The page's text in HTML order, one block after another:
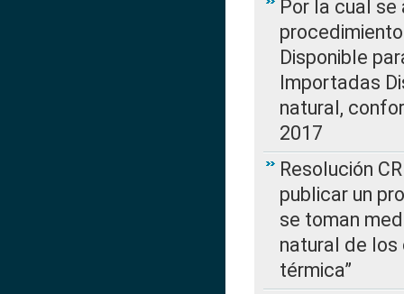
Por la cual
Disponible
Importadas
natural,
2017
Resolución
publicar un
se toman
natural de los
térmica”